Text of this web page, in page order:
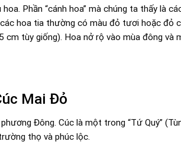
Phần “cánh hoa” mà chúng ta thấy là
hoa tia thường có màu đỏ tươi hoặc đỏ
tùy giống). Hoa nở rộ vào mùa đông và
Mai Đỏ
Đông. Cúc là một trong “Tứ Quý”
thọ và phúc lộc.